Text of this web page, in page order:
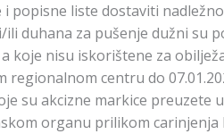
i popisne liste dostaviti
duhana za pušenje dužni su
koje nisu iskorištene za
centru do
su akcizne markice
organu prilikom carinjenja